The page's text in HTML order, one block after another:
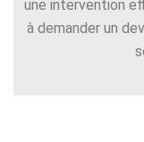
une intervention
à demander un